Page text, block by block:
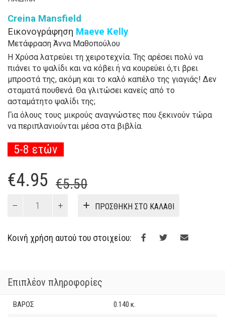
Creina Mansfield
Εικονογράφηση Maeve Kelly
Μετάφραση Άννα Μαθοπούλου
Η Χρύσα λατρεύει τη χειροτεχνία. Της αρέσει πολύ να
πιάνει το ψαλίδι και να κόβει ή να κουρεύει ό,τι βρει
μπροστά της, ακόμη και το καλό καπέλο της γιαγιάς! Δεν
σταματά πουθενά. Θα γλιτώσει κανείς από το
ασταμάτητο ψαλίδι της;
Για όλους τους μικρούς αναγνώστες που ξεκινούν τώρα
να περιπλανιούνται μέσα στα βιβλία.
5-8 ετών
€5.50Original
price
was:
€5.50.
€4.95
Η
τρέχουσα
τιμή
είναι:
ετών)
ΠΡΟΣΘΉΚΗ ΣΤΟ ΚΑΛΆΘΙ
Κοινή χρήση αυτού του στοιχείου:
Επιπλέον πληροφορίες
ΒΆΡΟΣ 0.140 κ.